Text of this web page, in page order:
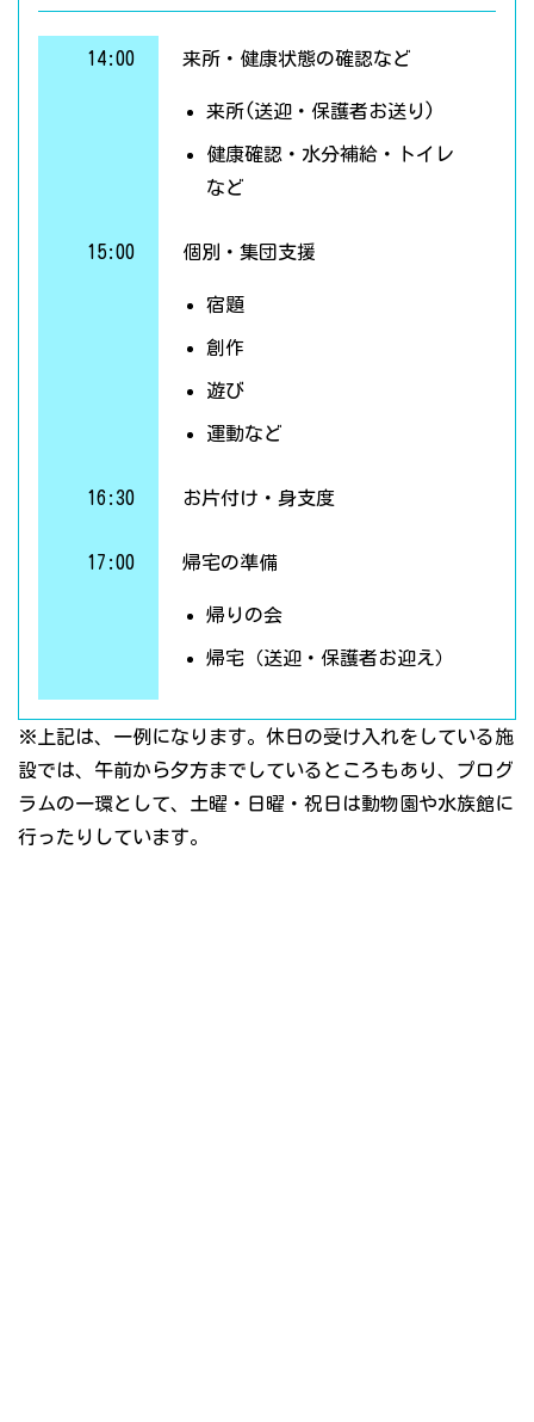
14:00 来所・健康状態の確認など
来所(送迎・保護者お送り)
健康確認・水分補給・トイレ
など
15:00 個別・集団支援
宿題
創作
遊び
運動など
16:30 お片付け・身支度
17:00 帰宅の準備
帰りの会
帰宅（送迎・保護者お迎え）
※上記は、一例になります。休日の受け入れをしている施
設では、午前から夕方までしているところもあり、プログ
ラムの一環として、土曜・日曜・祝日は動物園や水族館に
行ったりしています。